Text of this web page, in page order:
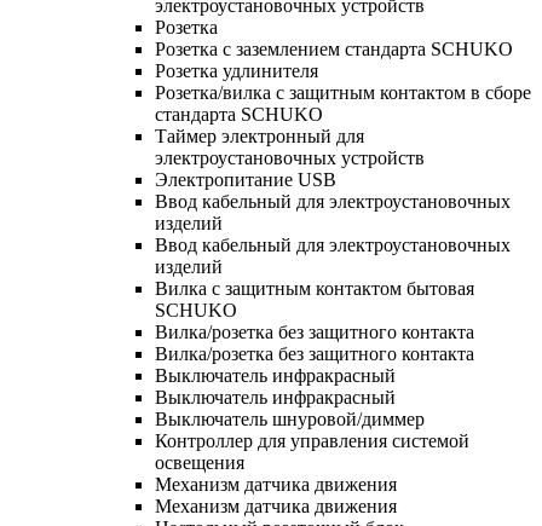
электроустановочных устройств
Розетка
Розетка с заземлением стандарта SCHUKO
Розетка удлинителя
Розетка/вилка с защитным контактом в сборе
стандарта SCHUKO
Таймер электронный для
электроустановочных устройств
Электропитание USB
Ввод кабельный для электроустановочных
изделий
Ввод кабельный для электроустановочных
изделий
Вилка с защитным контактом бытовая
SCHUKO
Вилка/розетка без защитного контакта
Вилка/розетка без защитного контакта
Выключатель инфракрасный
Выключатель инфракрасный
Выключатель шнуровой/диммер
Контроллер для управления системой
освещения
Механизм датчика движения
Механизм датчика движения